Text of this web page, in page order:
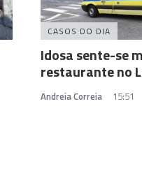
CASOS DO DIA
Idosa sente-se
restaurante no
Andreia Correia 15:51